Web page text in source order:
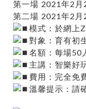
第一場 2021年2月
第二場 2021年2月
模式：於網上
對象：育有初
名額：每場50
主講：智樂好
費用：完全免
溫馨提示：請